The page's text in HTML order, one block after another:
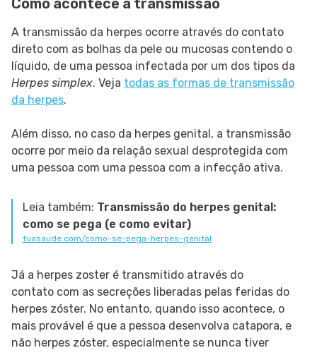
Como acontece a transmissão
A transmissão da herpes ocorre através do contato
direto com as bolhas da pele ou mucosas contendo o
líquido, de uma pessoa infectada por um dos tipos da
Herpes simplex. Veja todas as formas de transmissão
da herpes.
Além disso, no caso da herpes genital, a transmissão
ocorre por meio da relação sexual desprotegida com
uma pessoa com uma pessoa com a infecção ativa.
Leia também: Transmissão do herpes genital:
como se pega (e como evitar)
tuasaude.com/como-se-pega-herpes-genital
Já a herpes zoster é transmitido através do
contato com as secreções liberadas pelas feridas do
herpes zóster. No entanto, quando isso acontece, o
mais provável é que a pessoa desenvolva catapora, e
não herpes zóster, especialmente se nunca tiver